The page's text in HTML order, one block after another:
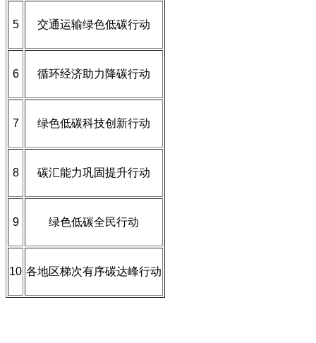
5 交通运输绿色低碳行动
6 循环经济助力降碳行动
7 绿色低碳科技创新行动
8 碳汇能力巩固提升行动
9 绿色低碳全民行动
10 各地区梯次有序碳达峰行动